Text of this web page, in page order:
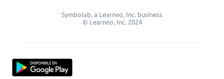
Symbolab, a Learneo, Inc. business
© Learneo, Inc. 2024